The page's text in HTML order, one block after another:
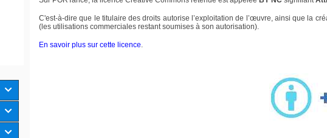



C'est-à-dire que le titulaire des droits autorise l’exploitation de l’œuvre, ainsi que la
(les utilisations commerciales restant soumises à son autorisation).
En savoir plus sur cette licence.